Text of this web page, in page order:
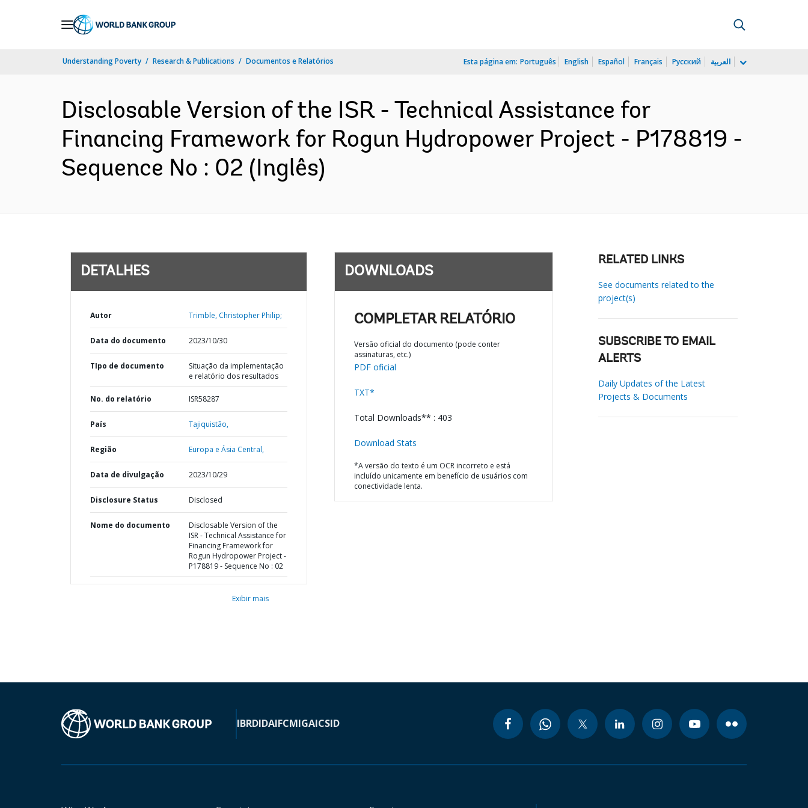
Understanding Poverty Research & Publications Documentos e Relatórios Esta página em: Português English Español Français Русский العربية
Disclosable Version of the ISR - Technical Assistance for
Financing Framework for Rogun Hydropower Project - P178819 -
Sequence No : 02 (Inglês)
DETALHES
Autor Trimble, Christopher Philip;
Data do documento 2023/10/30
TIpo de documento
Situação da implementação
e relatório dos resultados
No. do relatório ISR58287
País Tajiquistão,
Região Europa e Ásia Central,
Data de divulgação 2023/10/29
Disclosure Status Disclosed
Nome do documento
Disclosable Version of the
ISR - Technical Assistance for
Financing Framework for
Rogun Hydropower Project -
P178819 - Sequence No : 02
Exibir mais
DOWNLOADS
COMPLETAR RELATÓRIO
Versão oficial do documento (pode conter
assinaturas, etc.)
PDF oficial
TXT*
Total Downloads** : 403
Download Stats
*A versão do texto é um OCR incorreto e está
incluído unicamente em benefício de usuários com
conectividade lenta.
RELATED LINKS
See documents related to the
project(s)
SUBSCRIBE TO EMAIL
ALERTS
Daily Updates of the Latest
Projects & Documents
IBRDIDAIFCMIGAICSID